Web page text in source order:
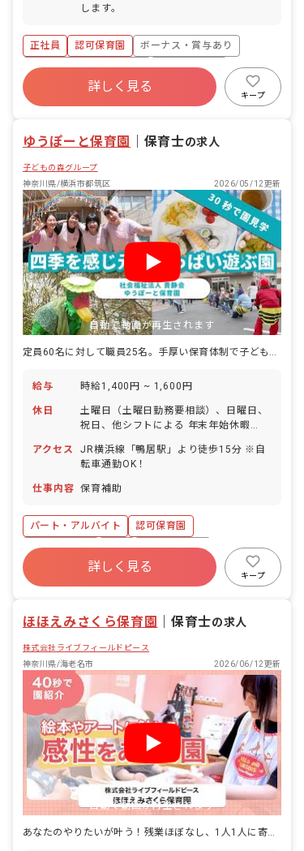
します。
正社員 認可保育園
ボーナス・賞与あり
寮・住宅・家賃補助あり
社会保険完備
福利厚生充実
退職金制度
詳しく見る
キープ
ゆうぽーと保育園 保育士の求人
子どもの森グループ
神奈川県/横浜市都筑区
2026/05/12更新
自動で動画が再生されます
定員60名に対して職員25名。手厚い保育体制で子どもの個性を伸ばします
給与 時給1,400円 ~ 1,600円
休日
土曜日（土曜日勤務要相談）、日曜日、
祝日、他シフトによる 年末年始休暇
※人員にゆとりを持たせており、お休み
の相談もしやすく自由に取れることで職
員の満足度が高いのも当法人の特徴の1
アクセス
JR横浜線「鴨居駅」より徒歩15分 ※自
転車通勤OK！
仕事内容 保育補助
パート・アルバイト
認可保育園
社会保険完備
有給
福利厚生充実
新卒も歓迎
週2.3日~OK
詳しく見る
キープ
ほほえみさくら保育園 ｜保育士の求人
株式会社ライブフィールドピース
神奈川県/海老名市
2026/06/12更新
自動で動画が再生されます
あなたのやりたいが叶う！残業ほぼなし、1人1人に寄り添う保育がしたい方へ